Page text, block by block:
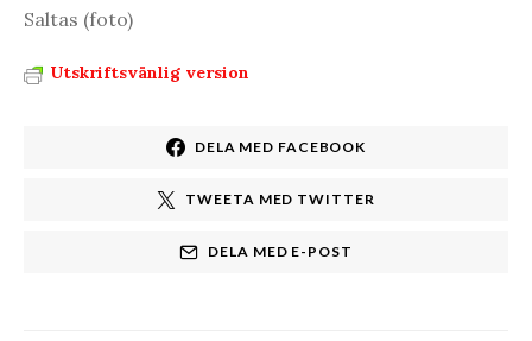
Saltas (foto)
Utskriftsvänlig version
DELA MED FACEBOOK
TWEETA MED TWITTER
DELA MED E-POST